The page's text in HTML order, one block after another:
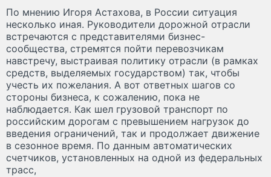
По мнению Игоря Астахова, в России ситуация
несколько иная. Руководители дорожной отрасли
встречаются с представителями бизнес-
сообщества, стремятся пойти перевозчикам
навстречу, выстраивая политику отрасли (в рамках
средств, выделяемых государством) так, чтобы
учесть их пожелания. А вот ответных шагов со
стороны бизнеса, к сожалению, пока не
наблюдается. Как шел грузовой транспорт по
российским дорогам с превышением нагрузок до
введения ограничений, так и продолжает движение
в сезонное время. По данным автоматических
счетчиков, установленных на одной из федеральных
трасс,